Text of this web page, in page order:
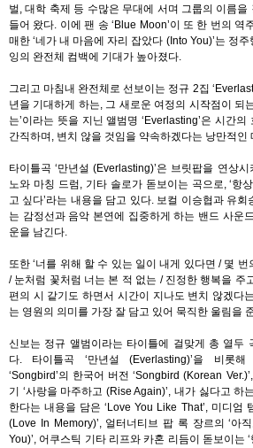
벌 ,대학 축제 등 수많은 무대에 서며 그룹의 이름
들어 왔다. 이에 팬 송 ‘Blue Moon’이 또 한 번의 역
매한 ‘네가 내 마음에 자리 잡았다 (Into You)’는 정주
잉의 완전체 컴백에 기대가 높아졌다.
그리고 마침내 완전체로 선보이는 정규 2집
년을 기대하게 하는, 그 새로운 여정의 시작점이 되
는’이라는 뜻을 지닌 앨범명 ‘Everlasting’은 시간의
간직하며 , 변치 않을 것임을 약속하겠다는 낭만적인
타이틀곡‘만년설(Everlasting)’은 브릿팝을 연상
노와 마칭 드럼 , 기타 솔로가 돋보이는 곡으로, ‘항
고 싶다’라는 내용을 담고 있다. 보컬 이승협과 유회
는 감정선과 음악 본연에 집중하게 하는 밴드 사운
운을 남긴다.
또한‘너를 위해 할 수 있는 일이 내게 있다면/ 몇 번
/ 눈처럼 꽃처럼 너는 본 적 없는 / 진정한 행복을 주
편의 시 같기도 하면서 시간이 지나도 변치 않겠다는
는 영원의 의미를 가장 잘 담고 있어 묵직한 울림을
신보는 정규 앨범이라는 타이틀에 걸맞게 총 열두
다. 타이틀곡 ‘만년설(Everlasting)’을 비롯
‘Songbird’의 한국어 버전‘Songbird (Korean Ver.)’,
기 ‘사랑을 마주하고 (Rise Again)’, 내가 싫다고 하
한다는 내용을 담은‘Love You Like That’, 미디엄
(Love In Memory)’, 얼터너티브 팝 록 장르의‘아
You)’, 어쿠스틱 기타 리프와 카혼 리듬이 돋보이는‘